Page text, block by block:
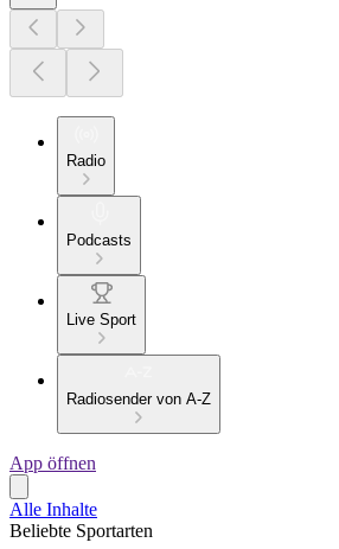
Radio
Podcasts
Live Sport
Radiosender von A-Z
App öffnen
Alle Inhalte
Beliebte Sportarten